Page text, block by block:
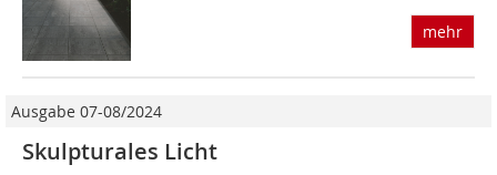
mehr
Ausgabe 07-08/2024
Skulpturales Licht